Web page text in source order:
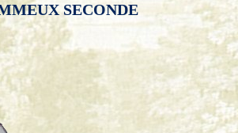
…
SECONDE